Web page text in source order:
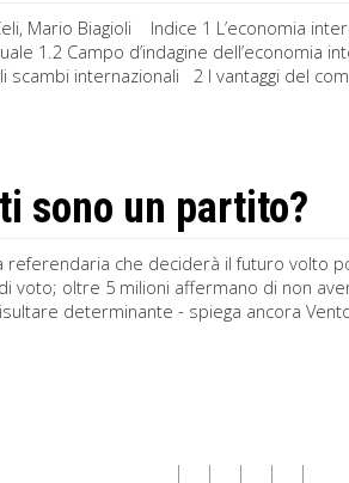
Mario Biagioli Indice 1 L’economia
1.2 Campo d’indagine dell’economia
scambi internazionali 2 I vantaggi del
sono un partito?
referendaria che deciderà il futuro volto
voto; oltre 5 milioni affermano di non
determinante - spiega ancora